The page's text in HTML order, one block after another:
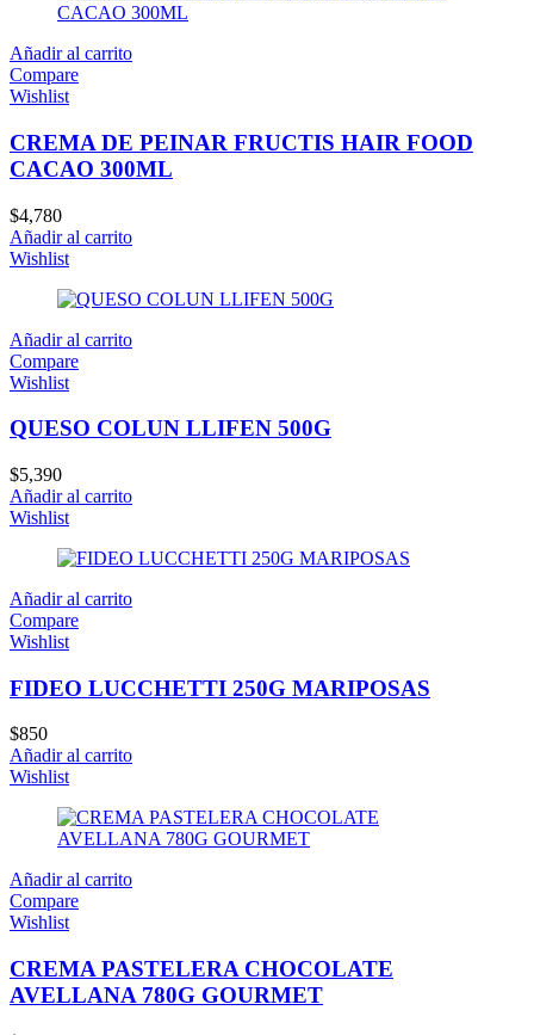
Añadir al carrito
Compare
Wishlist
CREMA DE PEINAR FRUCTIS HAIR FOOD
CACAO 300ML
$4,780
Añadir al carrito
Wishlist
Añadir al carrito
Compare
Wishlist
QUESO COLUN LLIFEN 500G
$5,390
Añadir al carrito
Wishlist
Añadir al carrito
Compare
Wishlist
FIDEO LUCCHETTI 250G MARIPOSAS
$850
Añadir al carrito
Wishlist
Añadir al carrito
Compare
Wishlist
CREMA PASTELERA CHOCOLATE
AVELLANA 780G GOURMET